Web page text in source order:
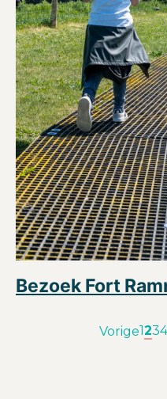
Bezoek Fort
Vorige1234